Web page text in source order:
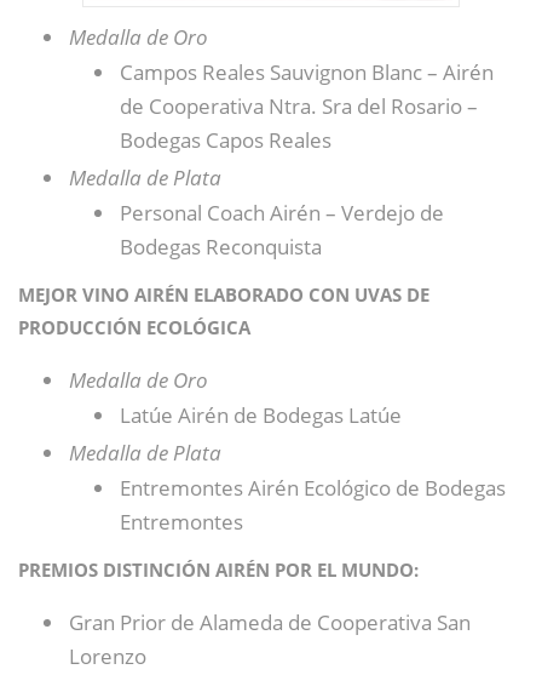
Medalla de Oro
Campos Reales Sauvignon Blanc – Airén
de Cooperativa Ntra. Sra del Rosario –
Bodegas Capos Reales
Medalla de Plata
Personal Coach Airén – Verdejo de
Bodegas Reconquista
MEJOR VINO AIRÉN ELABORADO CON UVAS DE
PRODUCCIÓN ECOLÓGICA
Medalla de Oro
Latúe Airén de Bodegas Latúe
Medalla de Plata
Entremontes Airén Ecológico de Bodegas
Entremontes
PREMIOS DISTINCIÓN AIRÉN POR EL MUNDO:
Gran Prior de Alameda de Cooperativa San
Lorenzo